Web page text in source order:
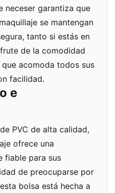
neceser garantiza que
se mantengan
tanto si estás en
de la comodidad
acomoda todos sus
facilidad.
e
PVC de alta calidad,
ofrece una
fiable para sus
de preocuparse por
bolsa está hecha a